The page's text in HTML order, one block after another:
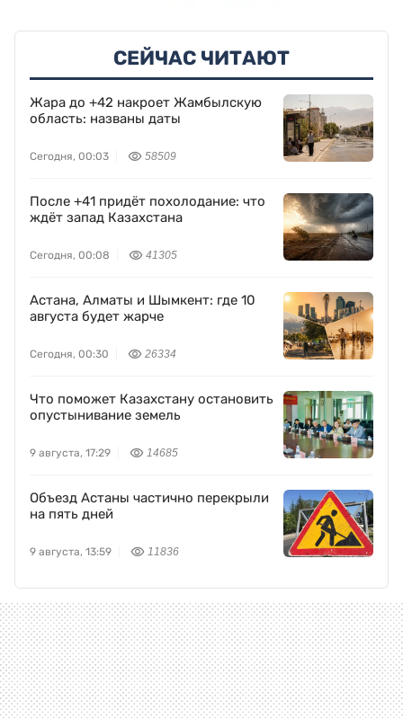
СЕЙЧАС ЧИТАЮТ
Жара до +42 накроет Жамбылскую
область: названы даты
Сегодня, 00:03 58509
После +41 придёт похолодание: что
ждёт запад Казахстана
Сегодня, 00:08 41305
Астана, Алматы и Шымкент: где 10
августа будет жарче
Сегодня, 00:30 26334
Что поможет Казахстану остановить
опустынивание земель
9 августа, 17:29 14685
Объезд Астаны частично перекрыли
на пять дней
9 августа, 13:59 11836